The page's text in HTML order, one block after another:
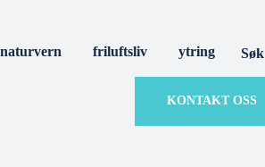
naturvern friluftsliv ytring Søk
KONTAKT OSS